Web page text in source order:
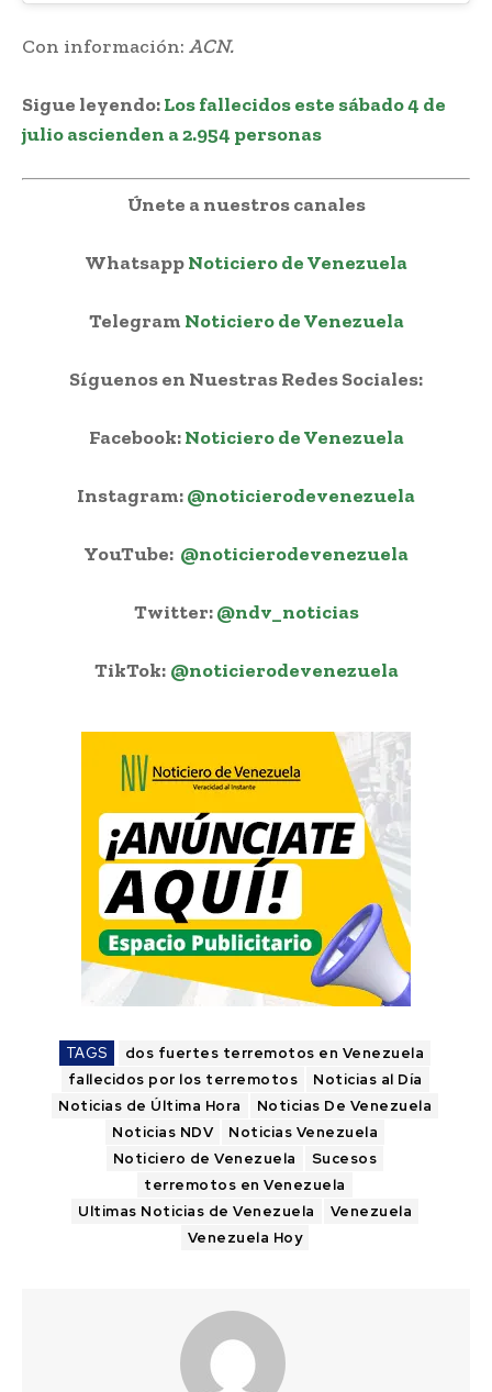
Con información: ACN.
Sigue leyendo:Los fallecidos este sábado 4 de
julio ascienden a 2.954 personas
Únete a nuestros canales
WhatsappNoticiero de Venezuela
Telegram Noticiero de Venezuela
Síguenos en Nuestras Redes Sociales:
Facebook:Noticiero de Venezuela
Instagram:@noticierodevenezuela
YouTube: @noticierodevenezuela
Twitter:@ndv_noticias
TikTok: @noticierodevenezuela
TAGS
dos fuertes terremotos en Venezuela
fallecidos por los terremotos
Noticias al Día
Noticias de Última Hora
Noticias De Venezuela
Noticias NDV
Noticias Venezuela
Noticiero de Venezuela
Sucesos
terremotos en Venezuela
Ultimas Noticias de Venezuela
Venezuela
Venezuela Hoy